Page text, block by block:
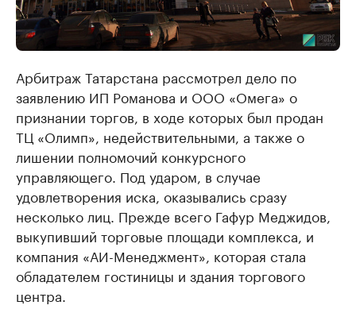
Арбитраж Татарстана рассмотрел дело по
заявлению ИП Романова и ООО «Омега» о
признании торгов, в ходе которых был продан
ТЦ «Олимп», недействительными, а также о
лишении полномочий конкурсного
управляющего. Под ударом, в случае
удовлетворения иска, оказывались сразу
несколько лиц. Прежде всего Гафур Меджидов,
выкупивший торговые площади комплекса, и
компания «АИ-Менеджмент», которая стала
обладателем гостиницы и здания торгового
центра.